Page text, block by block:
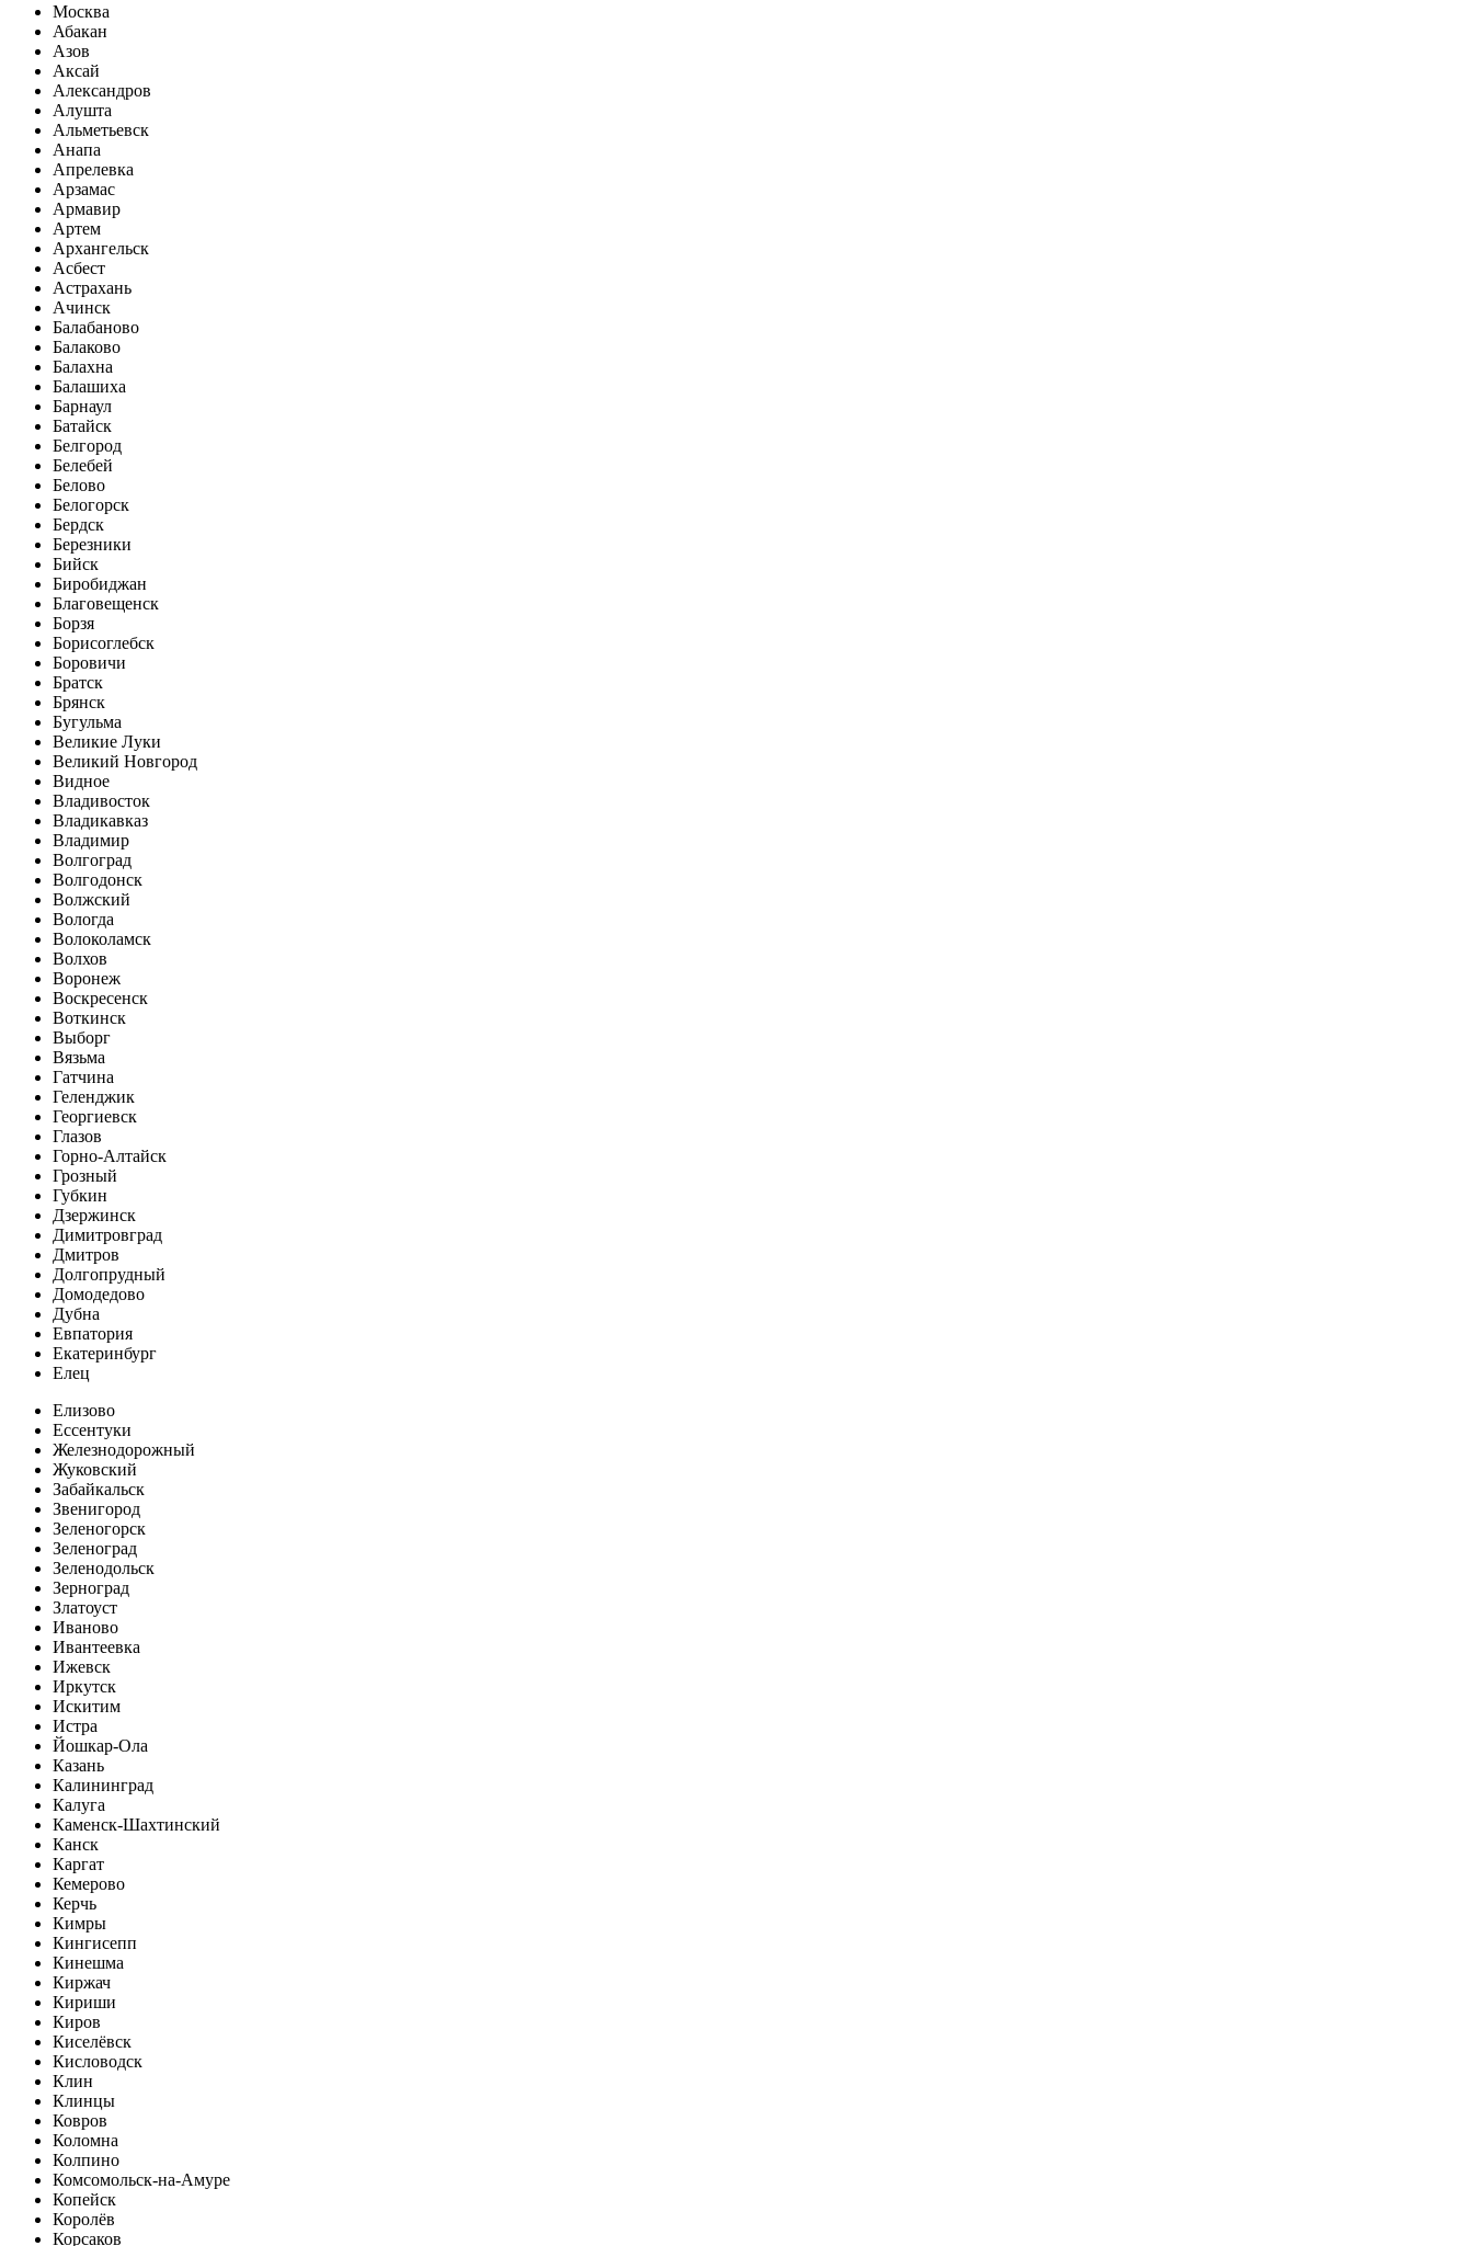
Москва
Абакан
Азов
Аксай
Александров
Алушта
Альметьевск
Анапа
Апрелевка
Арзамас
Армавир
Артем
Архангельск
Асбест
Астрахань
Ачинск
Балабаново
Балаково
Балахна
Балашиха
Барнаул
Батайск
Белгород
Белебей
Белово
Белогорск
Бердск
Березники
Бийск
Биробиджан
Благовещенск
Борзя
Борисоглебск
Боровичи
Братск
Брянск
Бугульма
Великие Луки
Великий Новгород
Видное
Владивосток
Владикавказ
Владимир
Волгоград
Волгодонск
Волжский
Вологда
Волоколамск
Волхов
Воронеж
Воскресенск
Воткинск
Выборг
Вязьма
Гатчина
Геленджик
Георгиевск
Глазов
Горно-Алтайск
Грозный
Губкин
Дзержинск
Димитровград
Дмитров
Долгопрудный
Домодедово
Дубна
Евпатория
Екатеринбург
Елец
Елизово
Ессентуки
Железнодорожный
Жуковский
Забайкальск
Звенигород
Зеленогорск
Зеленоград
Зеленодольск
Зерноград
Златоуст
Иваново
Ивантеевка
Ижевск
Иркутск
Искитим
Истра
Йошкар-Ола
Казань
Калининград
Калуга
Каменск-Шахтинский
Канск
Каргат
Кемерово
Керчь
Кимры
Кингисепп
Кинешма
Киржач
Кириши
Киров
Киселёвск
Кисловодск
Клин
Клинцы
Ковров
Коломна
Колпино
Комсомольск-на-Амуре
Копейск
Королёв
Корсаков